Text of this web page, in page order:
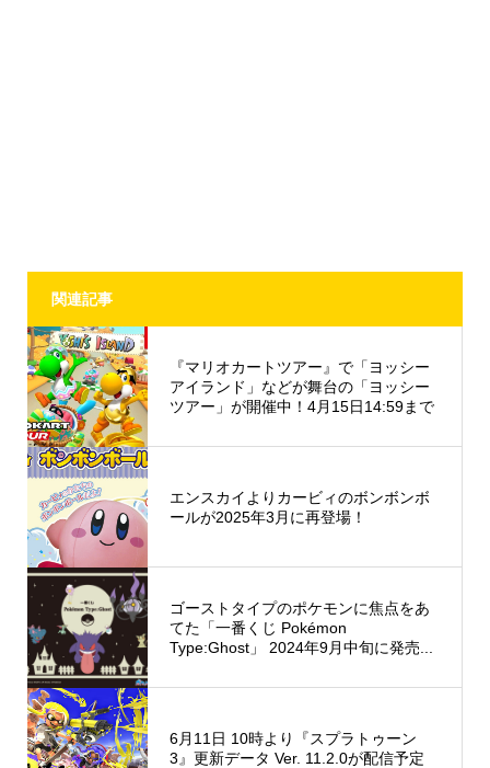
関連記事
『マリオカートツアー』で「ヨッシー
アイランド」などが舞台の「ヨッシー
ツアー」が開催中！4月15日14:59まで
エンスカイよりカービィのボンボンボ
ールが2025年3月に再登場！
ゴーストタイプのポケモンに焦点をあ
てた「一番くじ Pokémon
Type:Ghost」 2024年9月中旬に発売...
6月11日 10時より『スプラトゥーン
3』更新データ Ver. 11.2.0が配信予定